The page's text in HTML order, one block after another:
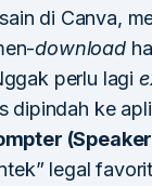
di Canva,
download
perlu lagi
dipindah ke
legal